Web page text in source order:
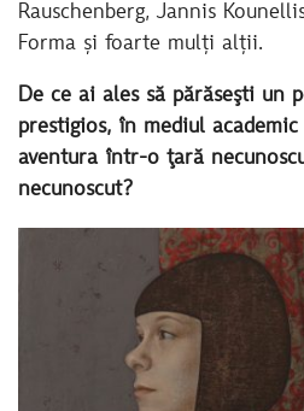
Rauschenberg, Jannis
Forma și foarte mulți alții.
De ce ai ales să părăseşti un
prestigios, în mediul
aventura într-o ţară
necunoscut?